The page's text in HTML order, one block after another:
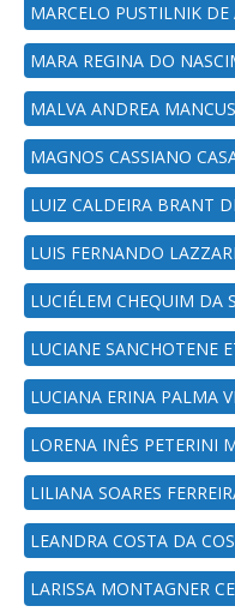
MARCELO PUSTILNIK
MARA REGINA DO
MALVA ANDREA
MAGNOS CASSIANO
LUIZ CALDEIRA BRANT
LUIS FERNANDO
LUCIÉLEM CHEQUIM DA
LUCIANE SANCHOTENE
LUCIANA ERINA PALMA
LORENA INÊS PETERINI
LILIANA SOARES
LEANDRA COSTA DA
LARISSA MONTAGNER